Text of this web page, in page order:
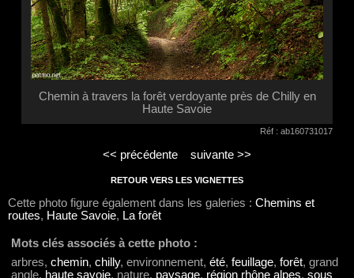
Chemin à travers la forêt verdoyante près de Chilly en
Haute Savoie
Réf : ab160731017
<< précédente suivante >>
RETOUR VERS LES VIGNETTES
Cette photo figure également dans les galeries : Chemins et
routes, Haute Savoie, La forêt
Mots clés associés à cette photo :
arbres, chemin, chilly, environnement, été, feuillage, forêt, grand
angle, haute savoie, nature, paysage, région rhône alpes, sous